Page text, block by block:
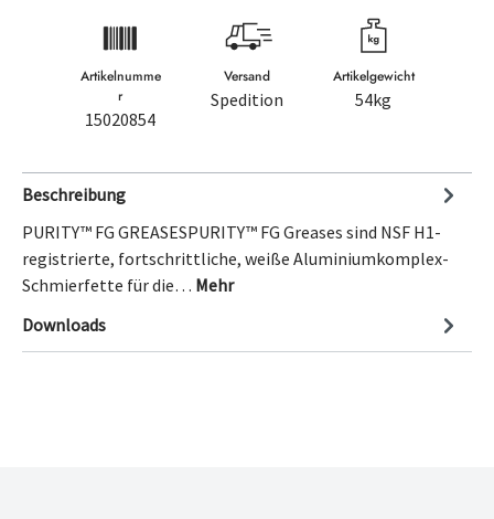
Artikelnumme
r
15020854
Versand
Spedition
Artikelgewicht
54kg
Beschreibung
PURITY™ FG GREASESPURITY™ FG Greases sind NSF H1-
registrierte, fortschrittliche, weiße Aluminiumkomplex-
Schmierfette für die… Mehr
Downloads